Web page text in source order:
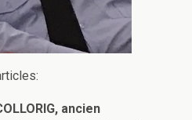
ancien